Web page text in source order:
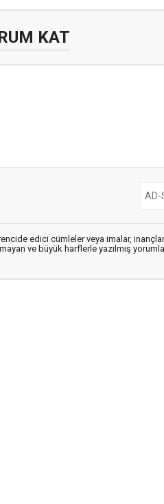
KAT
edici cümleler veya imalar,
ve büyük harflerle yazılmış